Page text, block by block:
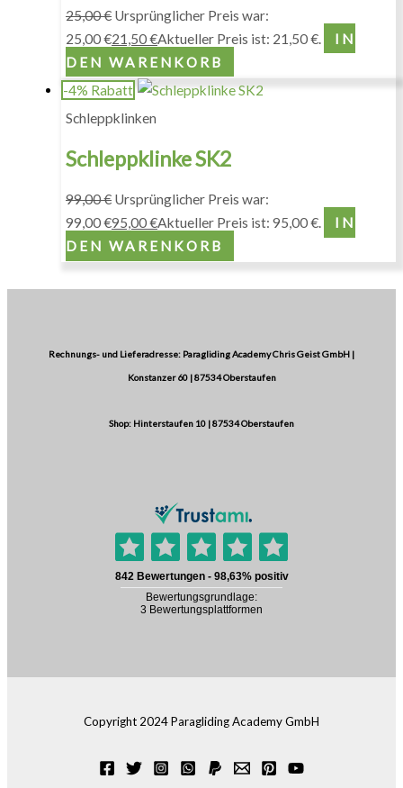
25,00€ Ursprünglicher Preis war:
25,00 €21,50€Aktueller Preis ist: 21,50 €.
IN
DEN WARENKORB
-4% Rabatt
Schleppklinken
Schleppklinke SK2
99,00€ Ursprünglicher Preis war:
99,00 €95,00€Aktueller Preis ist: 95,00 €.
IN
DEN WARENKORB
Rechnungs- und Lieferadresse: Paragliding Academy Chris Geist GmbH |
Konstanzer 60 | 87534 Oberstaufen
Shop: Hinterstaufen 10 | 87534 Oberstaufen
Copyright 2024 Paragliding Academy GmbH